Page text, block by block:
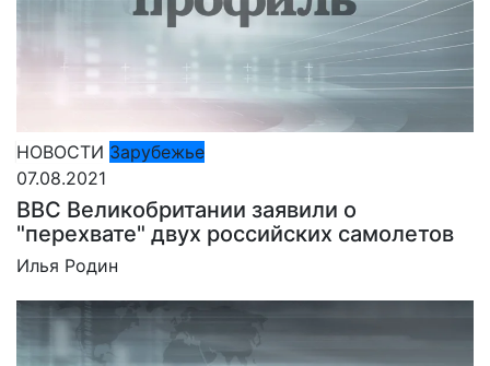
НОВОСТИ Зарубежье
07.08.2021
ВВС Великобритании заявили о
"перехвате" двух российских самолетов
Илья Родин